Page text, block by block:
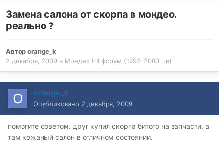
Замена салона от скорпа в мондео.
реально ?
Авторorange_k
2 декабря, 2009 в Мондео I-II форум (1993-2000 г.в)
orange_k
Опубликовано 2 декабря, 2009
помогите советом. друг купил скорпа битого на запчасти. а
там кожаный салон в отличном состоянии.